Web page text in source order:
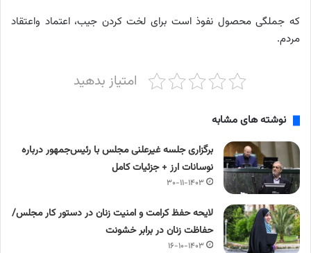
که جملگی محصول ‎نفوذ است برای لخت کردن جیب، اعتماد واعتقاد
مردم.
امتیاز بدهید
نوشته های مشابه
برگزاری جلسه غیرعلنی مجلس با رئیس‌جمهور درباره
نوسانات ارز + جزئیات کامل
۳۰-۱۱-۱۴۰۳
لایحه حفظ کرامت و امنیت زنان در دستور کار مجلس/
حفاظت زنان در برابر خشونت
۱۶-۱۰-۱۴۰۳